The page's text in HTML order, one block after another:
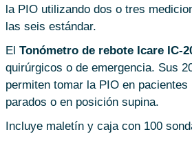
la PIO utilizando dos o tres
las seis estándar.
El Tonómetro de rebote Icare IC-
quirúrgicos o de emergencia. Sus
permiten tomar la PIO en
parados o en posición supina.
Incluye maletín y caja con 100